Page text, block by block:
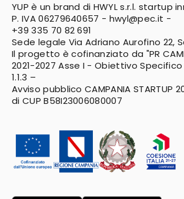
YUP è un brand di HWYL s.r.l. startup
P. IVA 06279640657 - hwyl@pec.it -
+39 335 70 82 691
Sede legale Via Adriano Aurofino 22,
Il progetto è cofinanziato da "PR
2021-2027 Asse I - Obiettivo Specifico
1.1.3 –
Avviso pubblico CAMPANIA STARTUP
di CUP B58I23006080007